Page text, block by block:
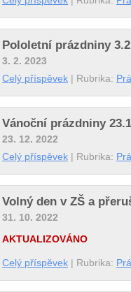
Pololetní prázdniny
3. 2. 2023
Celý příspěvek | Rubrika:
Vánoční prázdniny
23. 12. 2022
Celý příspěvek | Rubrika:
Volný den v ZŠ a
31. 10. 2022
AKTUALIZOVÁNO
Celý příspěvek | Rubrika: